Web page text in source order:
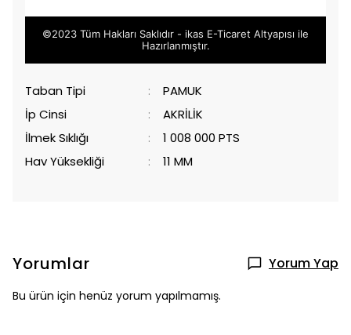
©2023 Tüm Hakları Saklıdır - ikas E-Ticaret Altyapısı ile
Hazırlanmıştır.
Taban Tipi :
PAMUK
İp Cinsi
:
AKRİLİK
İlmek Sıklığı
:
1 008 000 PTS
Hav Yüksekliği
: 11 MM
Yorumlar Yorum Yap
Bu ürün için henüz yorum yapılmamış.